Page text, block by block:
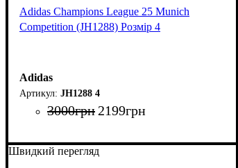
Adidas Champions League 25 Munich
Competition (JH1288) Розмір 4
Adidas
JH1288 4
3000грн 2199грн
Швидкий перегляд